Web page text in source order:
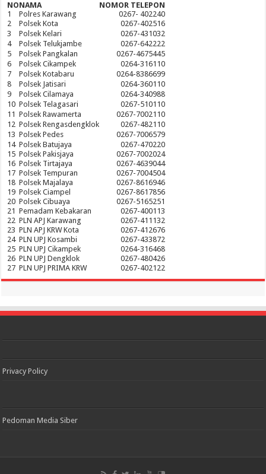
NONAMA
NOMOR TELEPON
1
Polres Karawang
0267- 402240
2
Polsek Kota
0267-402516
3
Polsek Kelari
0267-431032
4
Polsek Telukjambe
0267-642222
5
Polsek Pangkalan
0267-4675445
6
Polsek Cikampek
0264-316110
7
Polsek Kotabaru
0264-8386699
8
Polsek Jatisari
0264-360110
9
Polsek Cilamaya
0264-340988
10 Polsek Telagasari
0267-510110
11 Polsek Rawamerta
0267-7002110
12 Polsek Rengasdengklok
0267-482110
13 Polsek Pedes
0267-7006579
14 Polsek Batujaya
0267-470220
15 Polsek Pakisjaya
0267-7002024
16 Polsek Tirtajaya
0267-4639044
17 Polsek Tempuran
0267-7004504
18 Polsek Majalaya
0267-8616946
19 Polsek Ciampel
0267-8617856
20 Polsek Cibuaya
0267-5165251
21 Pemadam Kebakaran
0267-400113
22 PLN APJ Karawang
0267-411132
23 PLN APJ KRW Kota
0267-412676
24 PLN UPJ Kosambi
0267-433872
25 PLN UPJ Cikampek
0264-316468
26 PLN UPJ Dengklok
0267-480426
27 PLN UPJ PRIMA KRW 0267-402122
Privacy Policy
Pedoman Media Siber